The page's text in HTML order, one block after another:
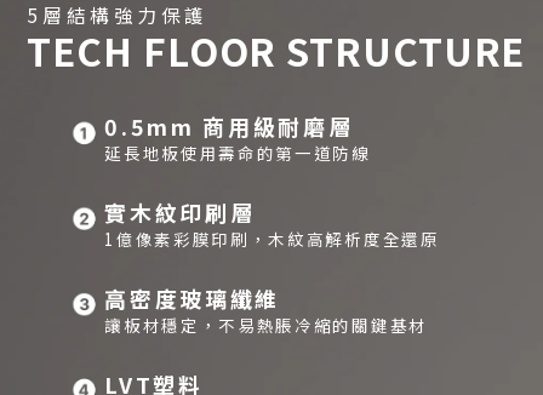
5層結構強力保護
TECH FLOOR STRUCTURE
0.5mm 商用級耐磨層
延長地板使用壽命的第一道防線
實木紋印刷層
1億像素彩膜印刷，木紋高解析度全還原
高密度玻璃纖維
讓板材穩定，不易熱脹冷縮的關鍵基材
LVT塑料